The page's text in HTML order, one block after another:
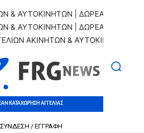
| ΔΩΡΕΑΝ
| ΔΩΡΕΑΝ
ΑΚΙΝΗΤΩΝ & ΑΥΤΟΚΙΝΗΤΩΝ |
ΚΑΤΑΧΩΡΗΣΗ ΑΓΓΕΛΙΑΣ
ΣΥΝΔΕΣΗ / ΕΓΓΡΑΦΗ